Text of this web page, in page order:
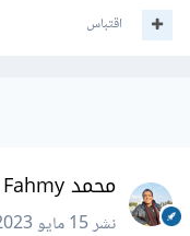
اقتباس
محمد Fahmy
نشر15 مايو 2023